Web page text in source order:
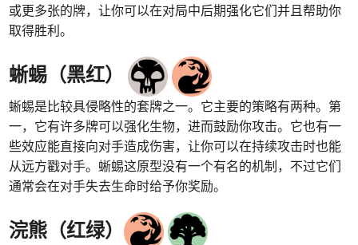
或更多张的牌，让你可以在对局中后期强化它们并且帮助你
取得胜利。
蜥蜴（黑红）
蜥蜴是比较具侵略性的套牌之一。它主要的策略有两种。第
一，它有许多牌可以强化生物，进而鼓励你攻击。它也有一
些效应能直接向对手造成伤害，让你可以在持续攻击时也能
从远方戳对手。蜥蜴这原型没有一个有名的机制，不过它们
通常会在对手失去生命时给予你奖励。
浣熊（红绿）